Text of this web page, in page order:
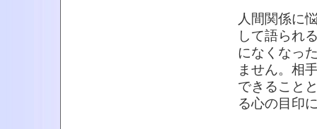
人間関係に
して語られ
になくなっ
ません。相
できること
る心の目印